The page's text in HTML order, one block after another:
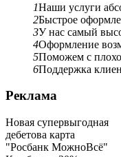
1Наши услуги
2Быстрое
3У нас самый
4Оформление
5Поможем с
6Поддержка
Реклама
Новая супервыгодная
дебетова карта
"Росбанк МожноВсё"